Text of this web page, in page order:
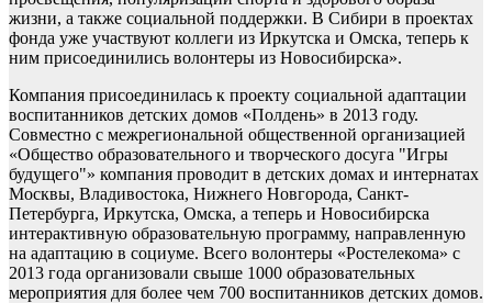
жизни, а также социальной поддержки. В Сибири в проектах
фонда уже участвуют коллеги из Иркутска и Омска, теперь к
ним присоединились волонтеры из Новосибирска».
Компания присоединилась к проекту социальной адаптации
воспитанников детских домов «Полдень» в 2013 году.
Совместно с межрегиональной общественной организацией
«Общество образовательного и творческого досуга "Игры
будущего"» компания проводит в детских домах и интернатах
Москвы, Владивостока, Нижнего Новгорода, Санкт-
Петербурга, Иркутска, Омска, а теперь и Новосибирска
интерактивную образовательную программу, направленную
на адаптацию в социуме. Всего волонтеры «Ростелекома» с
2013 года организовали свыше 1000 образовательных
мероприятия для более чем 700 воспитанников детских домов.